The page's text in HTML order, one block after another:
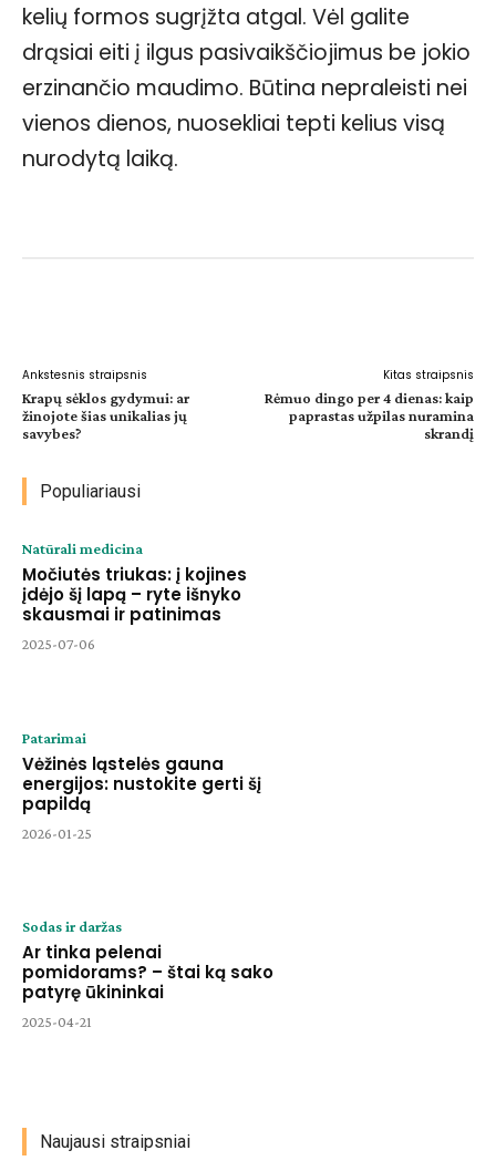
kelių formos sugrįžta atgal. Vėl galite
drąsiai eiti į ilgus pasivaikščiojimus be jokio
erzinančio maudimo. Būtina nepraleisti nei
vienos dienos, nuosekliai tepti kelius visą
nurodytą laiką.
Ankstesnis straipsnis
Krapų sėklos gydymui: ar
žinojote šias unikalias jų
savybes?
Kitas straipsnis
Rėmuo dingo per 4 dienas: kaip
paprastas užpilas nuramina
skrandį
Populiariausi
Natūrali medicina
Močiutės triukas: į kojines
įdėjo šį lapą – ryte išnyko
skausmai ir patinimas
2025-07-06
Patarimai
Vėžinės ląstelės gauna
energijos: nustokite gerti šį
papildą
2026-01-25
Sodas ir daržas
Ar tinka pelenai
pomidorams? – štai ką sako
patyrę ūkininkai
2025-04-21
Naujausi straipsniai